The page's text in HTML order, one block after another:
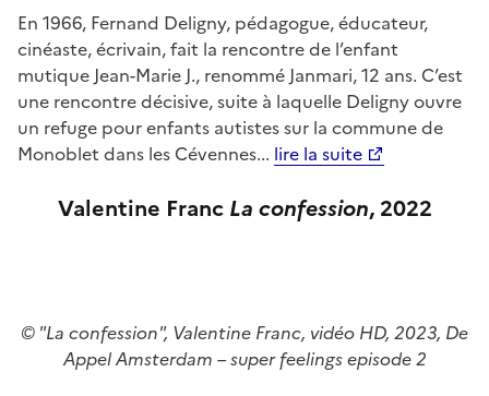
En 1966, Fernand Deligny, pédagogue, éducateur,
cinéaste, écrivain, fait la rencontre de l’enfant
mutique Jean-Marie J., renommé Janmari, 12 ans. C’est
une rencontre décisive, suite à laquelle Deligny ouvre
un refuge pour enfants autistes sur la commune de
Monoblet dans les Cévennes... lire la suite
Valentine Franc La confession, 2022
© "La confession", Valentine Franc, vidéo HD, 2023, De
Appel Amsterdam – super feelings episode 2